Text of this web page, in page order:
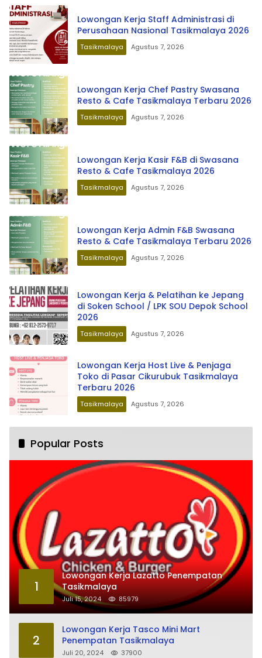
Lowongan Kerja Staff Administrasi di
Perusahaan Nasional Tasikmalaya 2026
Tasikmalaya Agustus 7, 2026
Lowongan Kerja Chef Pastry Swasana
Resto & Cafe Tasikmalaya Terbaru 2026
Tasikmalaya Agustus 7, 2026
Lowongan Kerja Kasir F&B di Swasana
Resto & Cafe Tasikmalaya 2026
Tasikmalaya Agustus 7, 2026
Lowongan Kerja Admin F&B Swasana
Resto & Cafe Tasikmalaya Terbaru 2026
Tasikmalaya Agustus 7, 2026
Lowongan Kerja & Pelatihan ke Jepang
di Soken School / LPK SOU Depok School
2026
Tasikmalaya Agustus 7, 2026
Lowongan Kerja Host Live & Penjaga
Toko di Pasar Cikurubuk Tasikmalaya
Terbaru 2026
Tasikmalaya Agustus 7, 2026
Popular Posts
1
Lowongan Kerja Lazatto Penempatan
Tasikmalaya
Juli 15, 2024 85979
2
Lowongan Kerja Tasco Mini Mart
Penempatan Tasikmalaya
Juli 20, 2024 37900